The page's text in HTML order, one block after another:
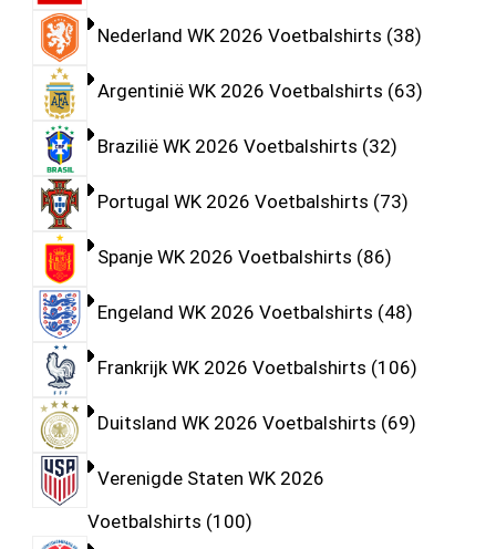
Nederland WK 2026 Voetbalshirts 38
Argentinië WK 2026 Voetbalshirts 63
Brazilië WK 2026 Voetbalshirts 32
Portugal WK 2026 Voetbalshirts 73
Spanje WK 2026 Voetbalshirts 86
Engeland WK 2026 Voetbalshirts 48
Frankrijk WK 2026 Voetbalshirts 106
Duitsland WK 2026 Voetbalshirts 69
Verenigde Staten WK 2026
Voetbalshirts 100